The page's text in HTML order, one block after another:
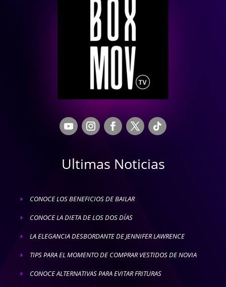
Ultimas Noticias
E CONOCE LOS BENEFICIOS DE BAILAR
E CONOCE LA DIETA DE LOS DOS DÍAS
E LA ELEGANCIA DESBORDANTE DE JENNIFER LAWRENCE
E TIPS PARA EL MOMENTO DE COMPRAR VESTIDOS DE NOVIA
E CONOCE ALTERNATIVAS PARA EVITAR FRITURAS